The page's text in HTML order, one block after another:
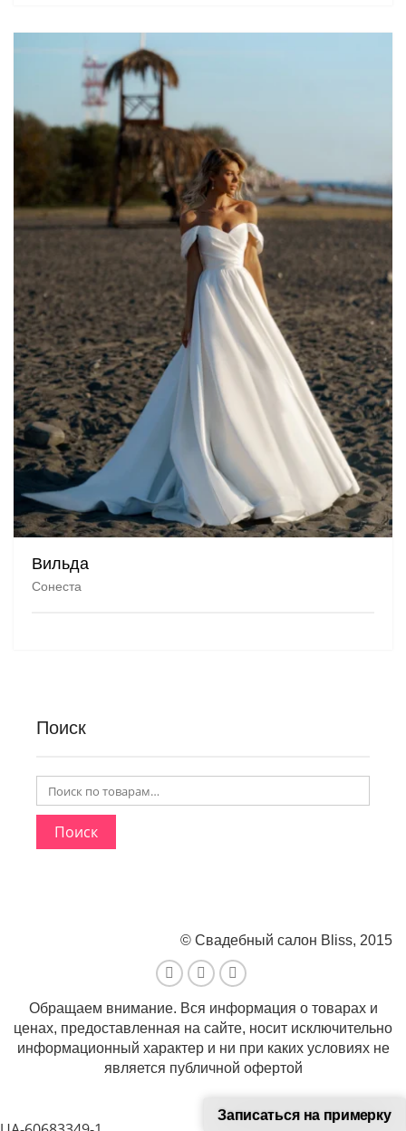
Записаться на примерку
Вильда
Сонеста
Поиск
Поиск
Обращаем внимание. Вся информация о товарах и
ценах, предоставленная на сайте, носит исключительно
информационный характер и ни при каких условиях не
является публичной офертой
© Свадебный салон Bliss, 2015